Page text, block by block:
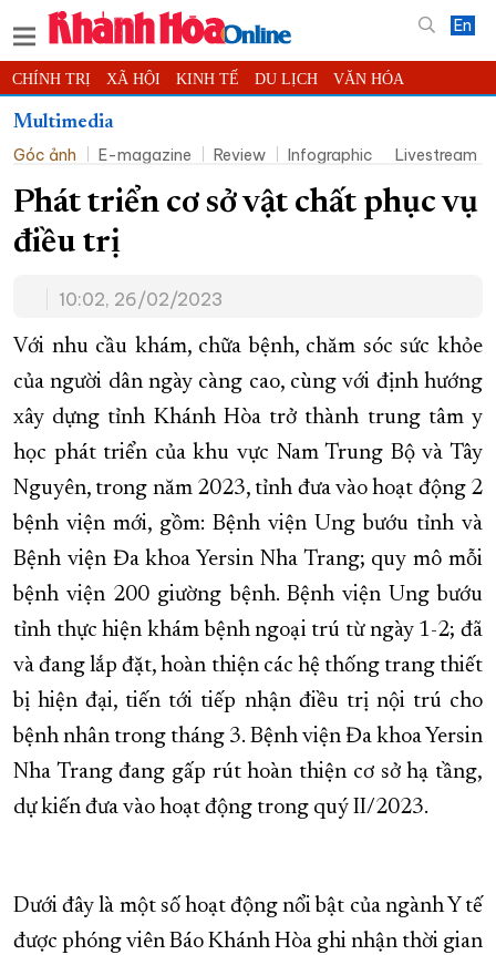
En
CHÍNH TRỊ XÃ HỘI KINH TẾ DU LỊCH VĂN HÓA
THỂ THAO ĐỜI SỐNG
KHOA HỌC - CÔNG NGHỆ PHÁP LUẬT BẠN ĐỌC PHÓNG SỰ
THẾ GIỚI MULTIMEDIA VIDEO ĐỌC BÁO ONLINE
PODCAST THÔNG TIN - QUẢNG CÁO
TRƯỜNG SA BIỂN ĐẢO QUÊ HƯƠNG
CHUNG TAY CẢI CÁCH HÀNH CHÍNH
XÂY DỰNG NÔNG THÔN MỚI LỊCH CẮT ĐIỆN
TÀU - XE - MÁY BAY
KỶ NIỆM 370 NĂM XÂY DỰNG VÀ PHÁT TRIỂN TỈNH KHÁNH HÒA
KHOẢNH KHẮC ĐẸP XỨ TRẦM
XÂY DỰNG KHÁNH HÒA TRỞ THÀNH THÀNH PHỐ TRỰC THUỘC
ĐẠI HỘI ĐẢNG CÁC CẤP TRANG CHỦ VỀ BÁO KHÁNH HÒA
Multimedia
Góc ảnh
E-magazine Review Infographic Livestream
Phát triển cơ sở vật chất phục vụ
điều trị
10:02, 26/02/2023
Với nhu cầu khám, chữa bệnh, chăm sóc sức khỏe
của người dân ngày càng cao, cùng với định hướng
xây dựng tỉnh Khánh Hòa trở thành trung tâm y
học phát triển của khu vực Nam Trung Bộ và Tây
Nguyên, trong năm 2023, tỉnh đưa vào hoạt động 2
bệnh viện mới, gồm: Bệnh viện Ung bướu tỉnh và
Bệnh viện Đa khoa Yersin Nha Trang; quy mô mỗi
bệnh viện 200 giường bệnh. Bệnh viện Ung bướu
tỉnh thực hiện khám bệnh ngoại trú từ ngày 1-2; đã
và đang lắp đặt, hoàn thiện các hệ thống trang thiết
bị hiện đại, tiến tới tiếp nhận điều trị nội trú cho
bệnh nhân trong tháng 3. Bệnh viện Đa khoa Yersin
Nha Trang đang gấp rút hoàn thiện cơ sở hạ tầng,
dự kiến đưa vào hoạt động trong quý II/2023.
Dưới đây là một số hoạt động nổi bật của ngành Y tế
được phóng viên Báo Khánh Hòa ghi nhận thời gian